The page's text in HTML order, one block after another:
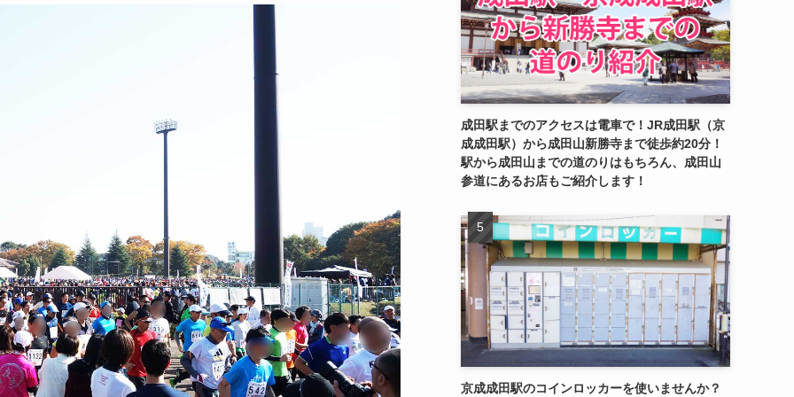
成田駅までのアクセスは電車で！JR成田駅（京
成成田駅）から成田山新勝寺まで徒歩約20分！
駅から成田山までの道のりはもちろん、成田山
参道にあるお店もご紹介します！
京成成田駅のコインロッカーを使いませんか？